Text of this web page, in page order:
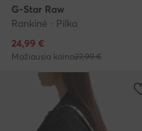
G-Star Raw
Rankinė · Pilka
Dabartinė kaina
24,99 €
Mažiausia kaina27,99 €